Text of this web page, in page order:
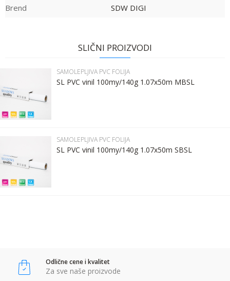
Brend
SDW DIGI
Email:
Komentar:
POŠALJI
SLIČNI PROIZVODI
SAMOLEPLJIVA PVC FOLIJA
SL PVC vinil 100my/140g 1.07x50m MBSL
SAMOLEPLJIVA PVC FOLIJA
SL PVC vinil 100my/140g 1.07x50m SBSL
Odlične cene i kvalitet
Za sve naše proizvode